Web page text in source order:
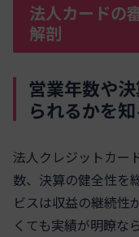
法人カードの
解剖
営業年数や
られるかを知
法人クレジットカー
数、決算の健全性を
ビスは収益の継続性
くても実績が明瞭な